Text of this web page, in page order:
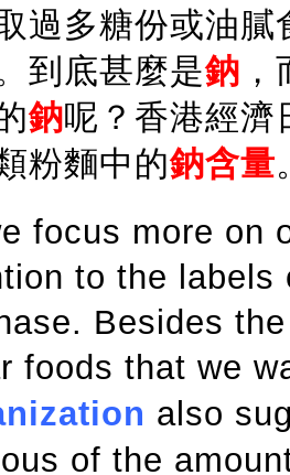
過多糖份或油
到底甚麼是鈉
鈉呢？香港經濟
粉麵中的鈉含量
focus more on
to the labels
Besides
foods that we
also
of the